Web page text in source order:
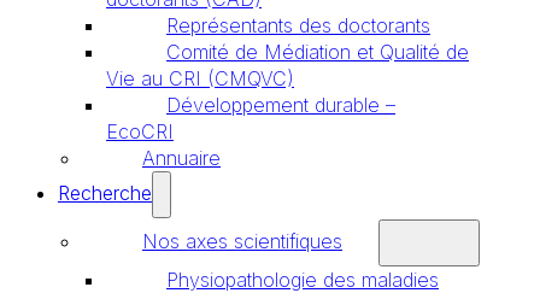
Représentants des doctorants
Comité de Médiation et Qualité de
Vie au CRI (CMQVC)
Développement durable –
EcoCRI
Annuaire
Recherche
Nos axes scientifiques
Physiopathologie des maladies